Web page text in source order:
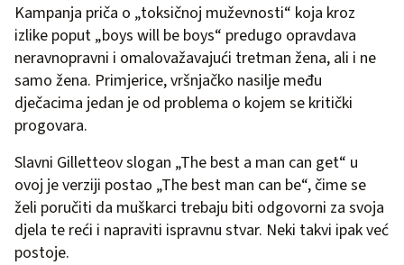
Kampanja priča o „toksičnoj muževnosti“ koja kroz
izlike poput „boys will be boys“ predugo opravdava
neravnopravni i omalovažavajući tretman žena, ali i ne
samo žena. Primjerice, vršnjačko nasilje među
dječacima jedan je od problema o kojem se kritički
progovara.
Slavni Gilletteov slogan „The best a man can get“ u
ovoj je verziji postao „The best man can be“, čime se
želi poručiti da muškarci trebaju biti odgovorni za svoja
djela te reći i napraviti ispravnu stvar. Neki takvi ipak već
postoje.